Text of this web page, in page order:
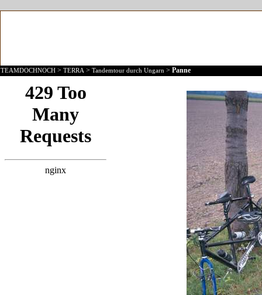
TEAMDOCHNOCH > TERRA > Tandemtour durch Ungarn > Panne